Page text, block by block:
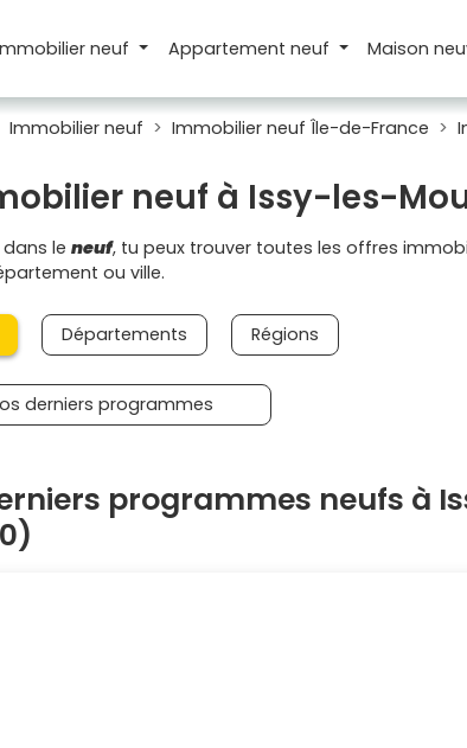
neuf Appartement neuf Maison
Immobilier neuf Immobilier neuf Île-de-France
neuf à Issy-les-
dans le neuf, tu peux trouver toutes les offres
ou ville.
Départements Régions
derniers programmes
programmes neufs à